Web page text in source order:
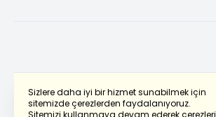
Sizlere daha iyi bir hizmet sunabilmek için
sitemizde çerezlerden faydalanıyoruz.
Sitemizi kullanmaya devam ederek çerezleri